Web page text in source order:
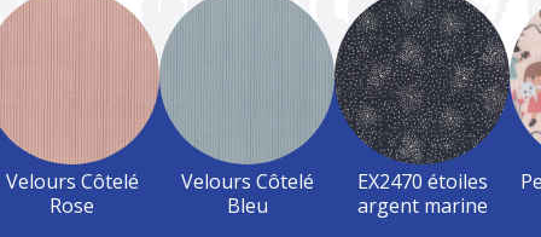
Velours Côtelé
Rose
Velours Côtelé
Bleu
EX2470 étoiles
argent marine